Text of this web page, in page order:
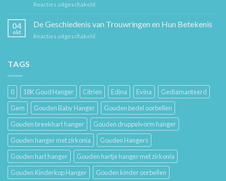
Hem
Reacties uitgeschakeld
Verzorging:
Hoe
04
okt
De Geschiedenis van Trouwringen en Hun Betekenis
Reacties uitgeschakeld
Hun
Betekenis
TAGS
0 18K Goud Hanger Citrien Edina Evina
Gediamanteerd
Gem
Gouden Baby Hanger
Gouden bedel oorbellen
Gouden breekhart hanger
Gouden druppelvorm hanger
Gouden hanger met zirkonia
Gouden Hangers
Gouden hart hanger
Gouden hartje hanger met zirkonia
Gouden Kinderkop Hanger
Gouden kinder oorbellen